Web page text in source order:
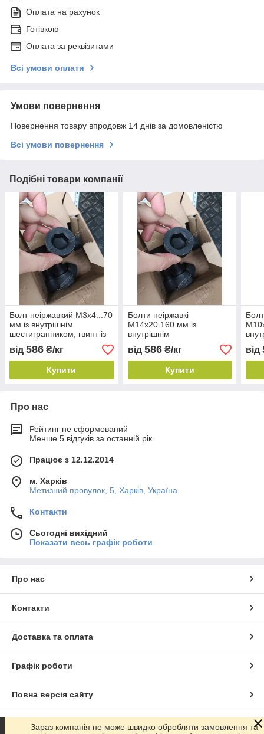
Оплата на рахунок
Готівкою
Оплата за реквізитами
Всі умови оплати
Умови повернення
Повернення товару впродовж 14 днів за домовленістю
Всі умови повернення
Подібні товари компанії
Болт неіржавкий М3х4...70
мм із внутрішнім
шестигранником, гвинт із
внутрішнім
шестигранником, болт DIN
912.
від 586 ₴/кг
Купити
Болти неіржавкі
М14х20.160 мм із
внутрішнім
шестигранником, гвинти з
внутрішнім
шестигранником, болти
від 586₴/кг
Купити
від
Про нас
Рейтинг не сформований
Менше 5 відгуків за останній рік
Працює з 12.12.2014
м. Харків
Метизний провулок, 5, Харків, Україна
Контакти
Сьогодні вихідний
Показати весь графік роботи
Про нас
Контакти
Доставка та оплата
Графік роботи
Повна версія сайту
Сайт створено на маркетплейсіProm.ua
Зараз компанія не може швидко обробляти замовлення та